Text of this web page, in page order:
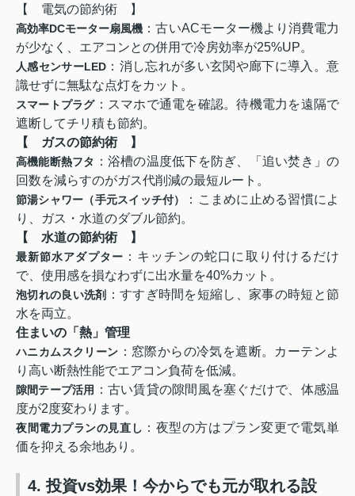
【 電気の節約術 】
高効率DCモーター扇風機 ：古いACモーター機より消費電力
が少なく、エアコンとの併用で冷房効率が25%UP。
人感センサーLED ：消し忘れが多い玄関や廊下に導入。意
識せずに無駄な点灯をカット 。
スマートプラグ：スマホで通電を確認。待機電力を遠隔で
遮断してチリ積も節約。
【 ガスの節約術 】
高機能断熱フタ
：浴槽の温度低下を防ぎ、「追い焚き」の
回数を減らすのがガス代削減の最短ルート 。
節湯シャワー（手元スイッチ付）
：こまめに止める習慣によ
り、ガス・水道のダブル節約。
【 水道の節約術 】
最新節水アダプター ：キッチンの蛇口に取り付けるだけ
で、使用感を損なわずに出水量を40%カット。
泡切れの良い洗剤
：すすぎ時間を短縮し、家事の時短と節
水を両立。
住まいの「熱」管理
ハニカムスクリーン ：窓際からの冷気を遮断。カーテンよ
り高い断熱性能でエアコン負荷を低減。
隙間テープ活用
：古い賃貸の隙間風を塞ぐだけで、体感温
度が2度変わります。
夜間電力プランの見直し ：夜型の方はプラン変更で電気単
価を抑える余地あり。
4. 投資vs効果！今からでも元が取れる設